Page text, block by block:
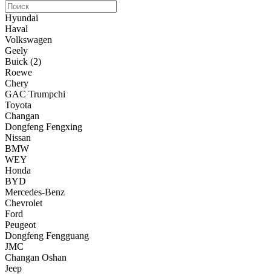
Hyundai
Haval
Volkswagen
Geely
Buick (2)
Roewe
Chery
GAC Trumpchi
Toyota
Changan
Dongfeng Fengxing
Nissan
BMW
WEY
Honda
BYD
Mercedes-Benz
Chevrolet
Ford
Peugeot
Dongfeng Fengguang
JMC
Changan Oshan
Jeep